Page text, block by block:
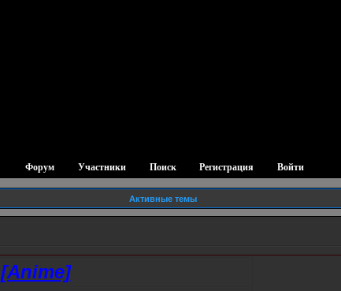
Форум Участники Поиск Регистрация Войти
Активные темы
[Anime]